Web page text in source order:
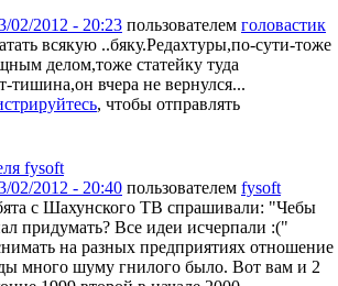
02/2012 - 20:23 пользователем головастик
всякую ..бяку.Редахтуры,по-сути-тоже
делом,тоже статейку туда
тишина,он вчера не вернулся...
, чтобы отправлять
02/2012 - 20:40 пользователем fysoft
с Шахунского ТВ спрашивали: "Чебы
придумать? Все идеи исчерпали :("
на разных предприятиях отношение
много шуму гнилого было. Вот вам и 2